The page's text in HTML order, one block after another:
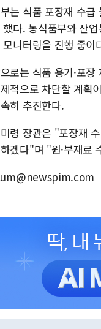
는 식품 포장재 수급
했다. 농식품부와 산
모니터링을 진행 중이
로는 식품 용기·포
적으로 차단할 계획
히 추진한다.
령 장관은 "포장재
겠다"며 "원·부재료